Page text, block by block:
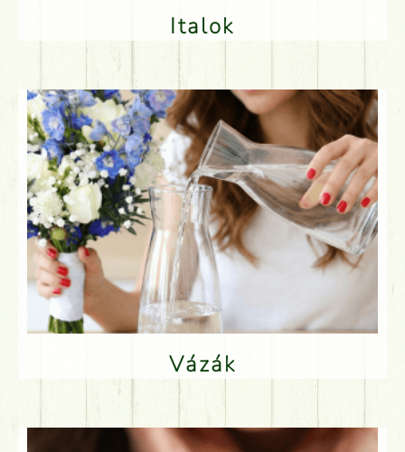
Italok
Vázák